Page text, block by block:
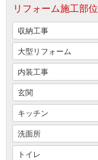
リフォーム施工部位
収納工事
大型リフォーム
内装工事
玄関
キッチン
洗面所
トイレ